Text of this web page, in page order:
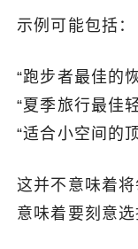
示例可能包括：
“跑步者最佳的
“夏季旅行最佳
“适合小空间的
这并不意味着
意味着要刻意选